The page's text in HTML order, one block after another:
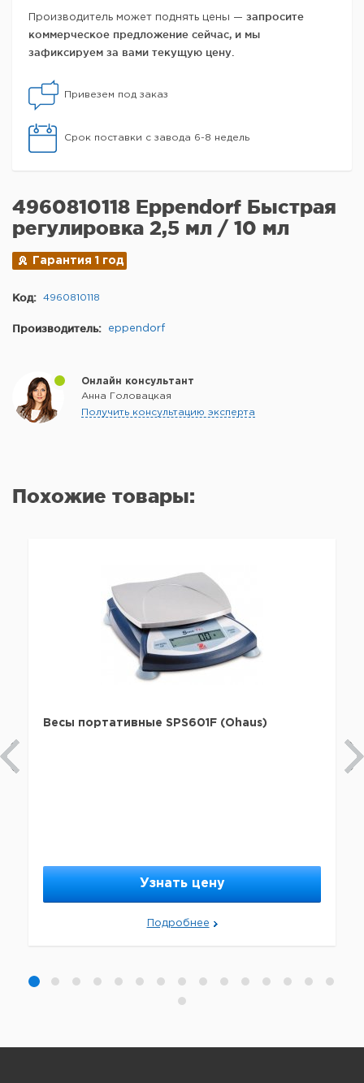
Производитель может поднять цены — запросите
коммерческое предложение сейчас, и мы
зафиксируем за вами текущую цену.
Привезем под заказ
Срок поставки с завода 6-8 недель
4960810118 Eppendorf Быстрая
регулировка 2,5 мл / 10 мл
Гарантия 1 год
Код: 4960810118
Производитель: eppendorf
Онлайн консультант
Анна Головацкая
Получить консультацию эксперта
Похожие товары:
Весы портативные SPS601F (Ohaus)
Узнать цену
Подробнее